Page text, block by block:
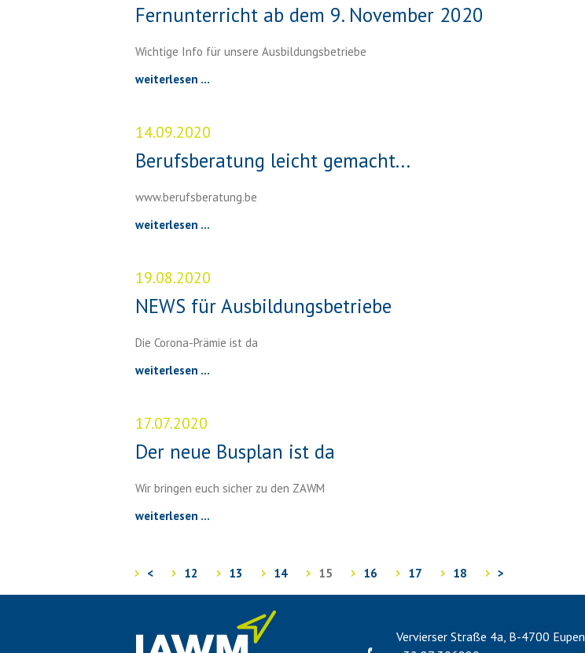
Fernunterricht ab dem 9. November 2020
Wichtige Info für unsere Ausbildungsbetriebe
weiterlesen ...
14.09.2020
Berufsberatung leicht gemacht...
www.berufsberatung.be
weiterlesen ...
19.08.2020
NEWS für Ausbildungsbetriebe
Die Corona-Prämie ist da
weiterlesen ...
17.07.2020
Der neue Busplan ist da
Wir bringen euch sicher zu den ZAWM
weiterlesen ...
< 12 13 14 15 16 17 18 >
Vervierser Straße 4a, B-4700 Eupen